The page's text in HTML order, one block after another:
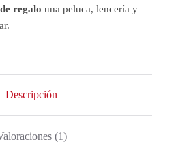
de regalo una peluca, lencería y
Descripción
(1)